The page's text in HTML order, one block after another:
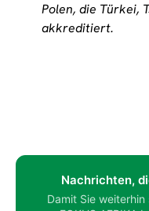
Polen, die Türkei,
akkreditiert.
Nachrichten,
Damit Sie